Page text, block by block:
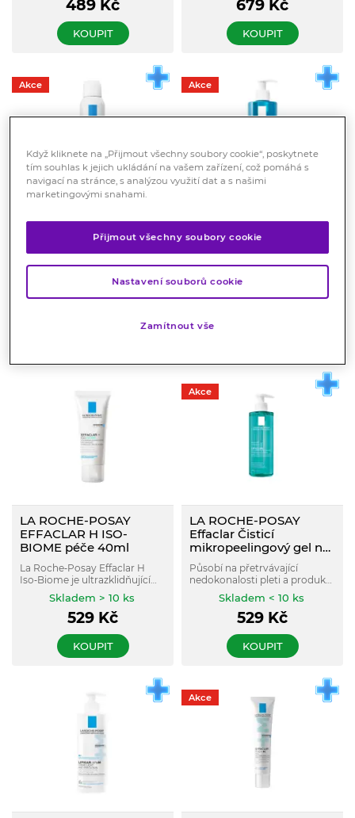
489 Kč
KOUPIT
ekzémům. Pomáhá ulevit od
diskomfortu. Vhodný pro
obličej i tělo, pro děti i dospělé
679 Kč
KOUPIT
Akce
Fyziologický deodorant
Aerosol 48H pro citlivou
pokožku ve spreji 150
ml
bojovat proti vlhkosti.
Akce
Effaclar Čisticí pěnící gel
pro mastnou pleť 400
ml
jemně zbavuje špíny a mazu.
Zmírňuje viditelnost černých
Zanechává pleť čistou a svěží,
LA ROCHE-POSAY
EFFACLAR H ISO-
BIOME péče 40ml
La Roche‑Posay Effaclar H
Iso‑Biome je ultrazklidňující
hydratační péče, která
pomáhá obnovit komfort pleti
se sklonem k akné a
Skladem > 10 ks
529 Kč
KOUPIT
Akce
LA ROCHE-POSAY
Effaclar Čisticí
mikropeelingový gel na
obličej i tělo 400 ml
Působí na přetrvávající
nedokonalosti pleti a produkci
séba a zároveň poskytuje
maximální komfort pokožce
se sklonem k akné, a to i na
Skladem < 10 ks
529 Kč
KOUPIT
Akce
Když kliknete na „Přijmout všechny soubory cookie“, poskytnete
tím souhlas k jejich ukládání na vašem zařízení, což pomáhá s
navigací na stránce, s analýzou využití dat a s našimi
marketingovými snahami.
Přijmout všechny soubory cookie
Nastavení souborů cookie
Zamítnout vše